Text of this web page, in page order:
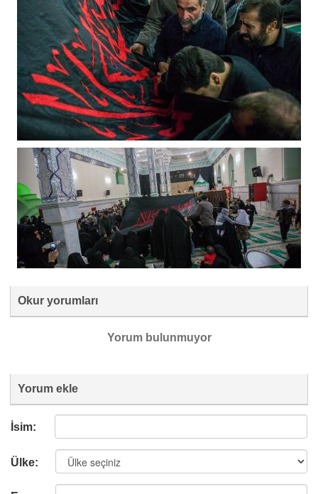
Okur yorumları
Yorum bulunmuyor
Yorum ekle
İsim:
Ülke: